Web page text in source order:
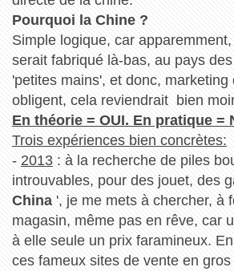
Pourquoi la Chine ?
Simple logique, car
serait fabriqué là-bas, au pays
'petites mains', et donc, marketing
obligent, cela reviendrait bien
En théorie = OUI. En pratique =
Trois expériences bien concrètes:
- 2013: à la recherche de piles
introuvables, pour des jouet, des
China', je me mets à chercher, à
magasin, même pas en rêve, car
à elle seule un prix faramineux.
ces fameux sites de vente en